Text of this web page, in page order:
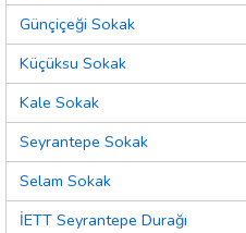
Günçiçeği Sokak
Küçüksu Sokak
Kale Sokak
Seyrantepe Sokak
Selam Sokak
İETT Seyrantepe Durağı